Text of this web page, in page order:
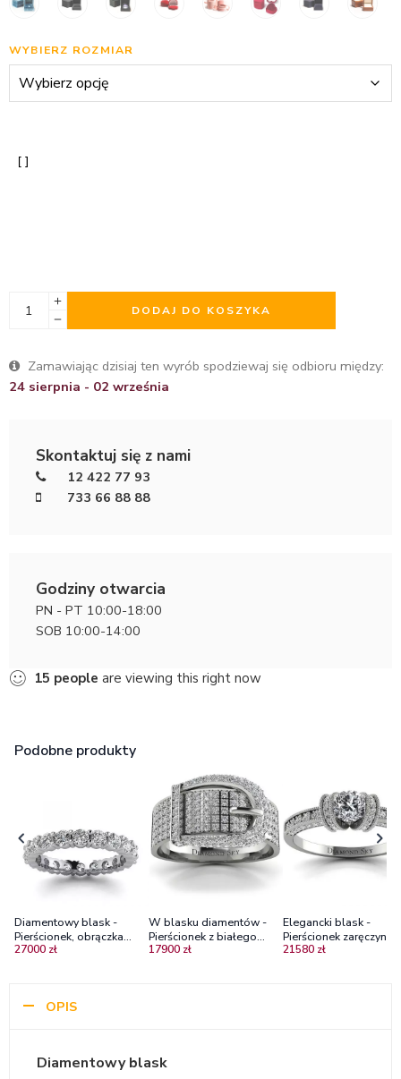
WYBIERZ ROZMIAR
DODAJ DO KOSZYKA
Zamawiając dzisiaj ten wyrób spodziewaj się odbioru między:
24 sierpnia - 02 września
Skontaktuj się z nami
12 422 77 93
733 66 88 88
Godziny otwarcia
PN - PT 10:00-18:00
SOB 10:00-14:00
15 people are viewing this right now
Podobne produkty
Diamentowy blask -
Pierścionek, obrączka
Diamond Sky z białego
27000 zł
W blasku diamentów -
Pierścionek z białego
złota z diamentami
17900 zł
Elegancki blask -
Pierścionek
białego złota z
21580 zł
OPIS
Diamentowy blask